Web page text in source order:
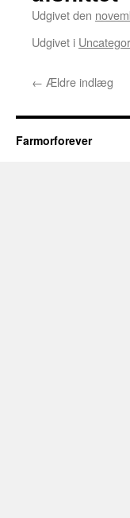
Udgivet den
Udgivet i
← Ældre indlæg
Farmorforever